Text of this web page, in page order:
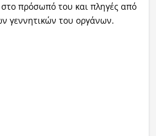
πρόσωπό του και πληγές από
γεννητικών του οργάνων.